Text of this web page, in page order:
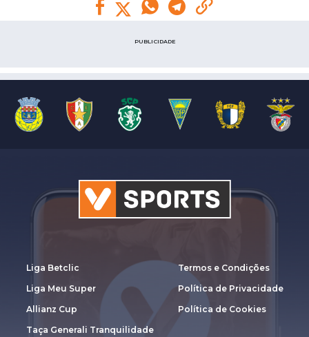
PUBLICIDADE
Liga Betclic
Liga Meu Super
Allianz Cup
Taça Generali Tranquilidade
Termos e Condições
Política de Privacidade
Política de Cookies